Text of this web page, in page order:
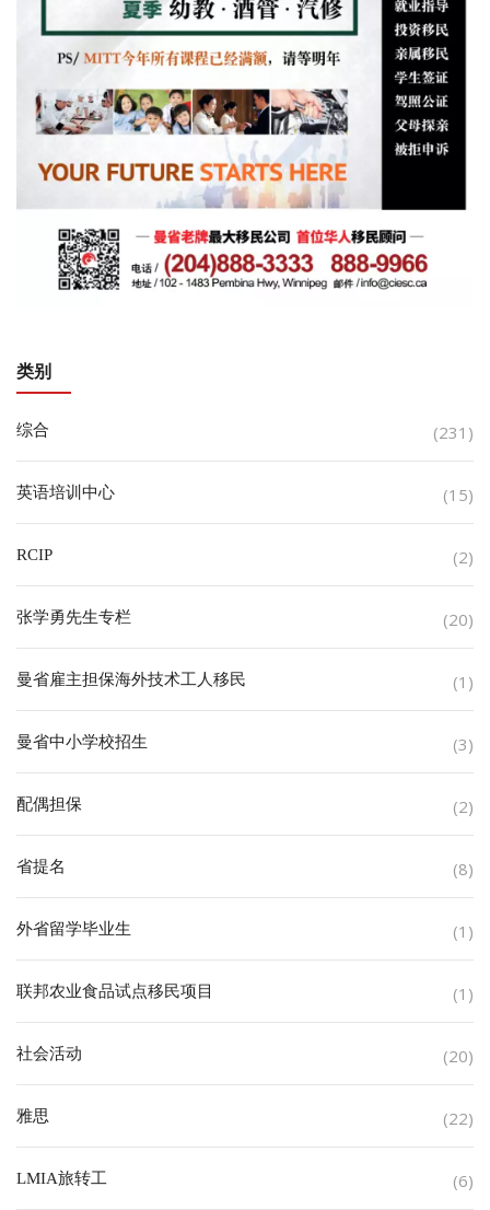
类别
综合 (231)
英语培训中心 (15)
RCIP (2)
张学勇先生专栏 (20)
曼省雇主担保海外技术工人移民 (1)
曼省中小学校招生 (3)
配偶担保 (2)
省提名 (8)
外省留学毕业生 (1)
联邦农业食品试点移民项目 (1)
社会活动 (20)
雅思 (22)
LMIA旅转工 (6)